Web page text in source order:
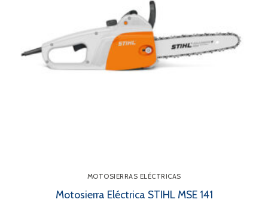
MOTOSIERRAS ELÉCTRICAS
Motosierra Eléctrica STIHL MSE 141